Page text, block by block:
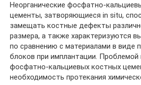
Неорганические фосфатно-
цементы, затворяющиеся in situ,
замещать костные дефекты
размера, а также характеризуются
по сравнению с материалами в виде
блоков при имплантации. Проблемой
фосфатно-кальциевых костных
необходимость протекания